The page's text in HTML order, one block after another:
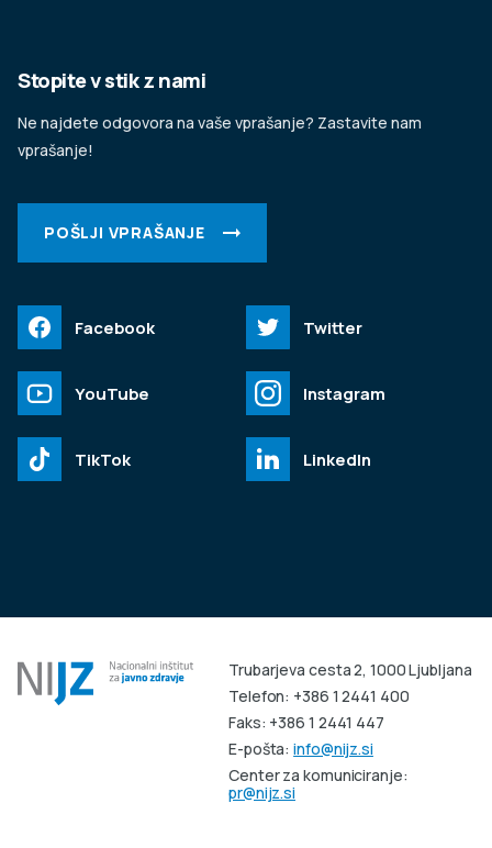
Trubarjeva cesta 2, 1000 Ljubljana
Telefon: +386 1 2441 400
Faks: +386 1 2441 447
E-pošta:info@nijz.si
Center za komuniciranje:
pr@nijz.si
Stopite v stik z nami
Ne najdete odgovora na vaše vprašanje? Zastavite nam
vprašanje!
POŠLJI VPRAŠANJE
Facebook Twitter
YouTube Instagram
TikTok LinkedIn